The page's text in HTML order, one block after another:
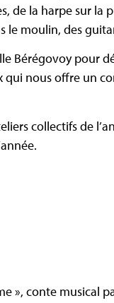
de la harpe sur la
le moulin, des
Bérégovoy pour
qui nous offre un
collectifs de
», conte musical